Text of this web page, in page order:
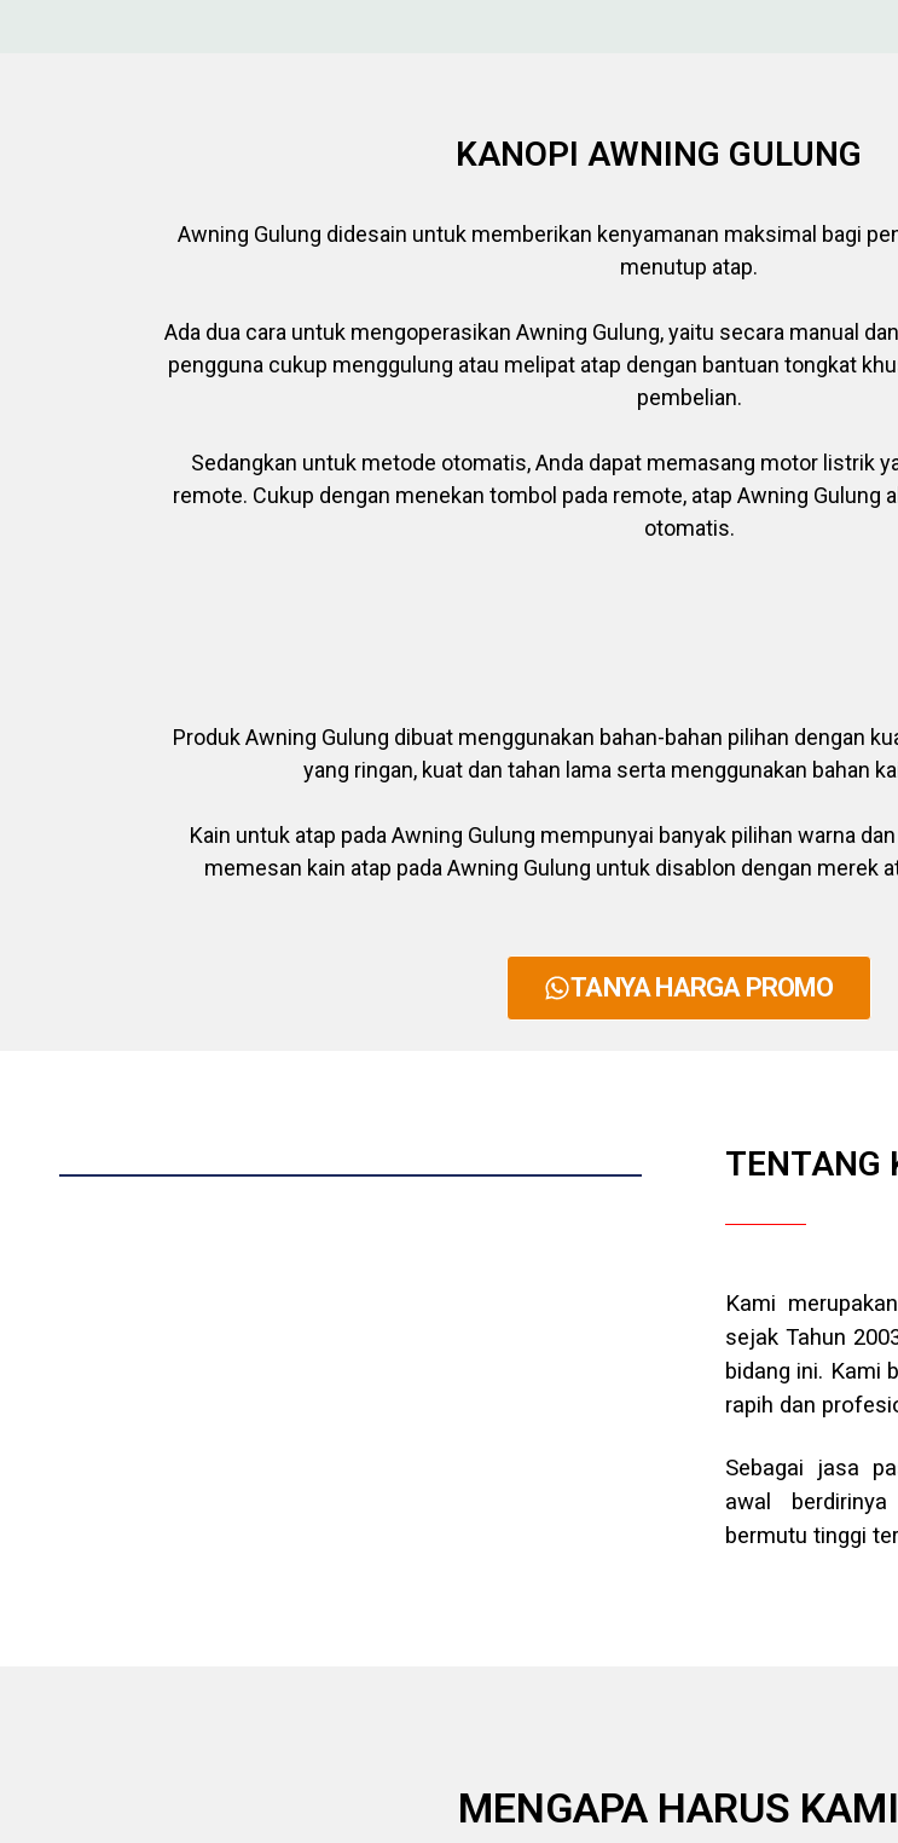
KANOPI AWNING GULUNG
Awning Gulung didesain untuk memberikan kenyamanan maksimal bagi
menutup atap.
Ada dua cara untuk mengoperasikan Awning Gulung, yaitu secara manual
pengguna cukup menggulung atau melipat atap dengan bantuan tongkat
pembelian.
Sedangkan untuk metode otomatis, Anda dapat memasang motor listrik
remote. Cukup dengan menekan tombol pada remote, atap Awning Gulung
otomatis.
Produk Awning Gulung dibuat menggunakan bahan-bahan pilihan dengan
yang ringan, kuat dan tahan lama serta menggunakan bahan
Kain untuk atap pada Awning Gulung mempunyai banyak pilihan warna
memesan kain atap pada Awning Gulung untuk disablon dengan merek
TANYA HARGA PROMO
TENTANG
Kami
sejak Tahun
bidang ini. Kami
rapih dan
Sebagai jasa
awal
bermutu tinggi
MENGAPA HARUS